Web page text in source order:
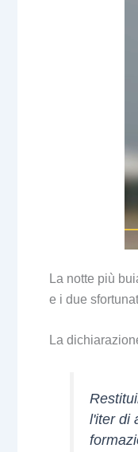
La notte più
e i due
La
l'iter di